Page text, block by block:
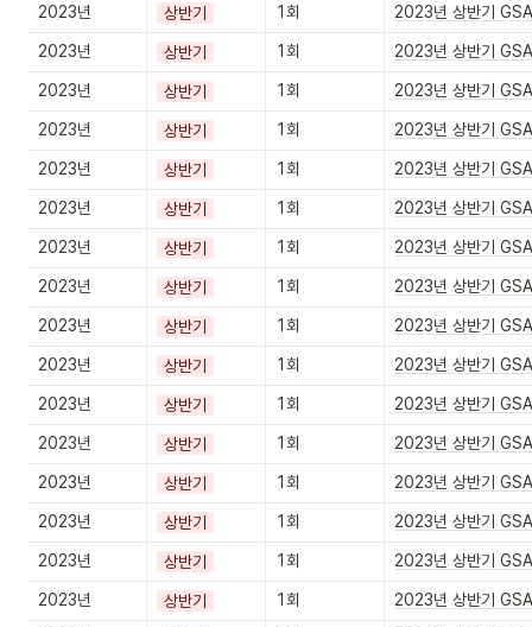
2023년 상반기 1회 2023년 상반기
2023년 상반기 1회 2023년 상반기
2023년 상반기 1회 2023년 상반기
2023년 상반기 1회 2023년 상반기
2023년 상반기 1회 2023년 상반기
2023년 상반기 1회 2023년 상반기
2023년 상반기 1회 2023년 상반기
2023년 상반기 1회 2023년 상반기
2023년 상반기 1회 2023년 상반기
2023년 상반기 1회 2023년 상반기
2023년 상반기 1회 2023년 상반기
2023년 상반기 1회 2023년 상반기
2023년 상반기 1회 2023년 상반기
2023년 상반기 1회 2023년 상반기
2023년 상반기 1회 2023년 상반기
2023년 상반기 1회 2023년 상반기